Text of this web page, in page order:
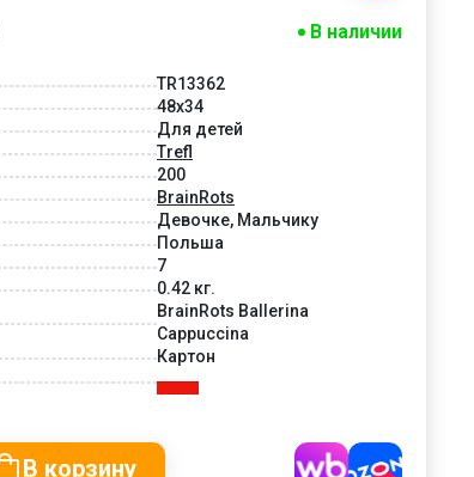
В наличии
TR13362
48x34
Для детей
Trefl
200
BrainRots
Девочке, Мальчику
Польша
7
0.42 кг.
BrainRots Ballerina
Cappuccina
Картон
В корзину